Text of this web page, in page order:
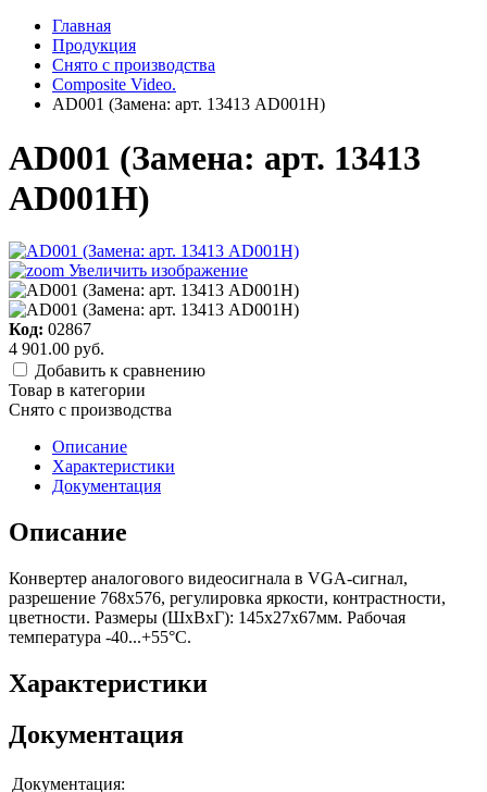
Главная
Продукция
Снято с производства
Composite Video.
AD001 (Замена: арт. 13413 AD001H)
AD001 (Замена: арт. 13413
AD001H)
Увеличить изображение
Код: 02867
4 901.00 руб.
Добавить к сравнению
Товар в категории
Снято c производства
Описание
Характеристики
Документация
Описание
Конвертер аналогового видеосигнала в VGA-сигнал,
разрешение 768х576, регулировка яркости, контрастности,
цветности. Размеры (ШxВxГ): 145х27х67мм. Рабочая
температура -40...+55°C.
Характеристики
Документация
Документация: